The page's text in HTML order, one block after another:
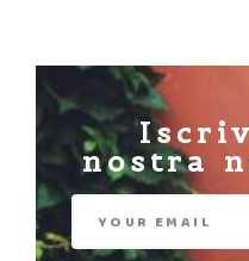
nostra